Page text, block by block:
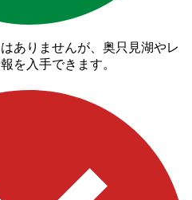
ありませんが、奥只見湖やレ
を入手できます。